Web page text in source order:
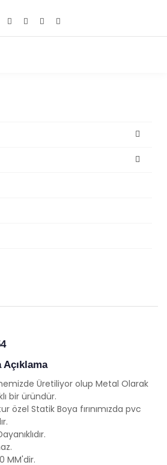
Açıklama
Üretiliyor olup Metal Olarak
bir üründür.
özel Statik Boya fırınımızda pvc
MM'dir.